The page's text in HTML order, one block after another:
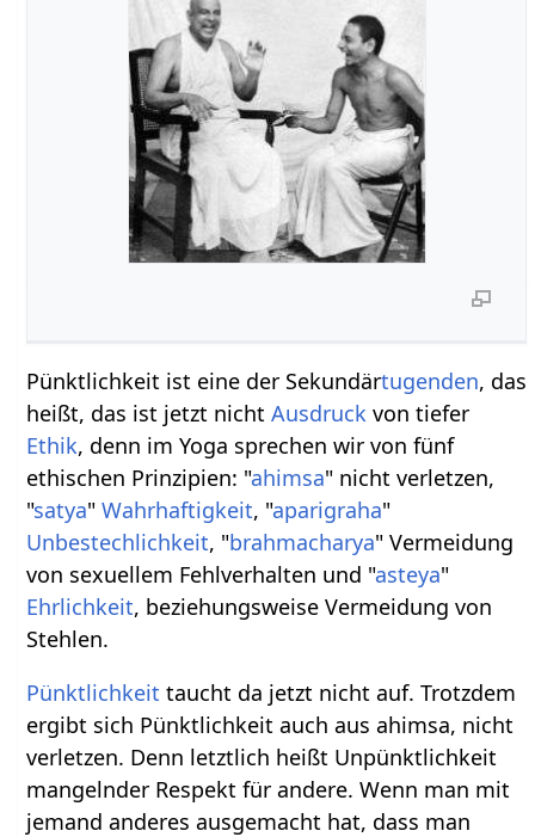
Pünktlichkeit ist eine der Sekundärtugenden, das
heißt, das ist jetzt nichtAusdruck von tiefer
Ethik, denn im Yoga sprechen wir von fünf
ethischen Prinzipien: "ahimsa" nicht verletzen,
"satya"Wahrhaftigkeit, "aparigraha"
Unbestechlichkeit, "brahmacharya" Vermeidung
von sexuellem Fehlverhalten und "asteya"
Ehrlichkeit, beziehungsweise Vermeidung von
Stehlen.
Pünktlichkeit taucht da jetzt nicht auf. Trotzdem
ergibt sich Pünktlichkeit auch aus ahimsa, nicht
verletzen. Denn letztlich heißt Unpünktlichkeit
mangelnder Respekt für andere. Wenn man mit
jemand anderes ausgemacht hat, dass man